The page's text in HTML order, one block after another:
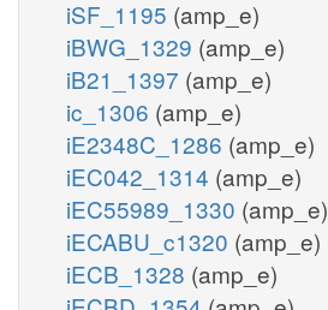
iSF_1195 (amp_e)
iBWG_1329 (amp_e)
iB21_1397 (amp_e)
ic_1306 (amp_e)
iE2348C_1286 (amp_e)
iEC042_1314 (amp_e)
iEC55989_1330 (amp_e)
iECABU_c1320 (amp_e)
iECB_1328 (amp_e)